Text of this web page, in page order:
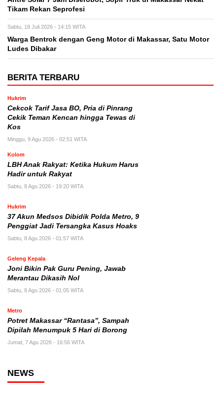
Tikam Rekan Seprofesi
Sabtu, 18 Juli 2026 - 14:15 WITA
Warga Bentrok dengan Geng Motor di Makassar, Satu Motor
Ludes Dibakar
BERITA TERBARU
Hukrim
Cekcok Tarif Jasa BO, Pria di Pinrang
Cekik Teman Kencan hingga Tewas di
Kos
Minggu, 9 Agu 2026 - 02:51 WITA
Kolom
LBH Anak Rakyat: Ketika Hukum Harus
Hadir untuk Rakyat
Sabtu, 8 Agu 2026 - 19:20 WITA
Hukrim
37 Akun Medsos Dibidik Polda Metro, 9
Penggiat Jadi Tersangka Kasus Hoaks
Sabtu, 8 Agu 2026 - 01:57 WITA
Geleng Kepala
Joni Bikin Pak Guru Pening, Jawab
Merantau Dikasih Nol
Sabtu, 8 Agu 2026 - 01:05 WITA
Metro
Potret Makassar “Rantasa”, Sampah
Dipilah Menumpuk 5 Hari di Borong
Jumat, 7 Agu 2026 - 16:56 WITA
NEWS